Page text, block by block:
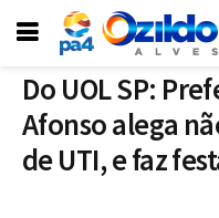
Do UOL SP:
Afonso alega
de UTI, e faz